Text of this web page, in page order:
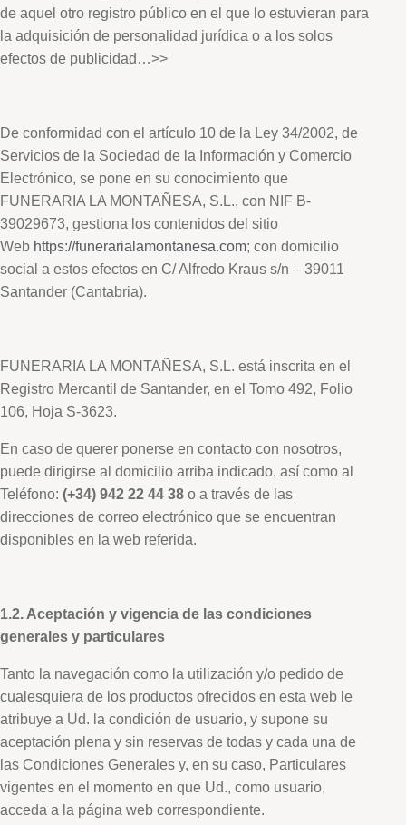
de aquel otro registro público en el que lo estuvieran para
la adquisición de personalidad jurídica o a los solos
efectos de publicidad…>>
De conformidad con el artículo 10 de la Ley 34/2002, de
Servicios de la Sociedad de la Información y Comercio
Electrónico, se pone en su conocimiento que
FUNERARIA LA MONTAÑESA, S.L., con NIF B-
39029673, gestiona los contenidos del sitio
Web https://funerarialamontanesa.com; con domicilio
social a estos efectos en C/ Alfredo Kraus s/n – 39011
Santander (Cantabria).
FUNERARIA LA MONTAÑESA, S.L. está inscrita en el
Registro Mercantil de Santander, en el Tomo 492, Folio
106, Hoja S-3623.
En caso de querer ponerse en contacto con nosotros,
puede dirigirse al domicilio arriba indicado, así como al
Teléfono: (+34) 942 22 44 38 o a través de las
direcciones de correo electrónico que se encuentran
disponibles en la web referida.
1.2. Aceptación y vigencia de las condiciones
generales y particulares
Tanto la navegación como la utilización y/o pedido de
cualesquiera de los productos ofrecidos en esta web le
atribuye a Ud. la condición de usuario, y supone su
aceptación plena y sin reservas de todas y cada una de
las Condiciones Generales y, en su caso, Particulares
vigentes en el momento en que Ud., como usuario,
acceda a la página web correspondiente.